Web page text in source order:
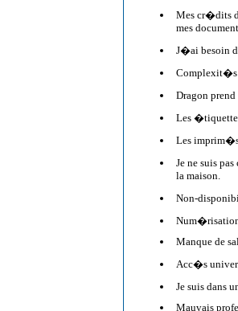
Mes cr�dits
mes
J�ai besoin
Complexit�s
Dragon
Les
Les
Je ne suis
la maison.
Non-
Num�risation
Manque de
Acc�s
Je suis dans
Mauvais